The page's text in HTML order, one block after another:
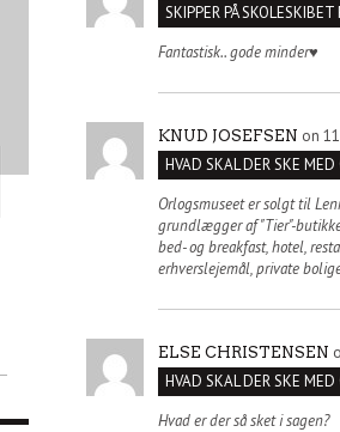
SKIPPER PÅ SKOLESKIBET
Fantastisk.. gode minder♥️
KNUD JOSEFSEN on
Orlogsmuseet er solgt til
grundlægger af "Tier"-
bed- og breakfast, hotel,
erhverslejemål, private
ELSE CHRISTENSEN
Hvad er der så sket i sagen?